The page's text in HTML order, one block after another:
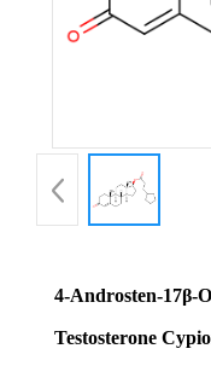
4-Androsten-17β-
Testosterone